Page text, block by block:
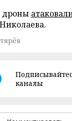
дроны
каналы